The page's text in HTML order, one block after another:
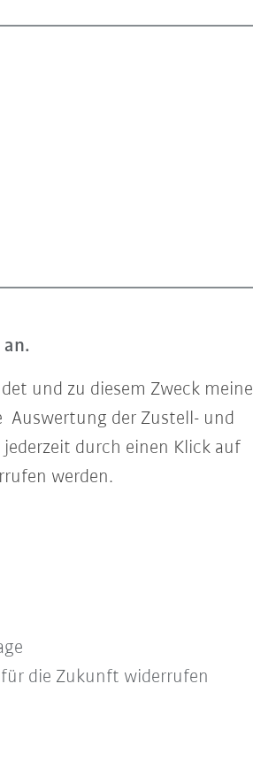
an.
und zu diesem Zweck meine
Auswertung der Zustell- und
durch einen Klick auf
werden.
die Zukunft widerrufen